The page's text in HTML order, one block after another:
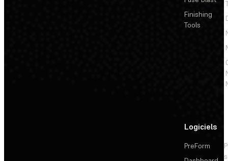
Finishing
Tools
Logiciels
PreForm